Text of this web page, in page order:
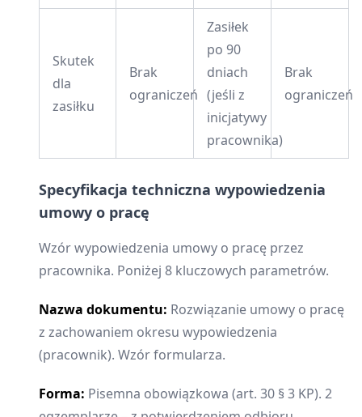
Skutek
dla
zasiłku
Brak
ograniczeń
Zasiłek
po 90
dniach
(jeśli z
inicjatywy
pracownika)
Brak
ograniczeń
Specyfikacja techniczna wypowiedzenia
umowy o pracę
Wzór wypowiedzenia umowy o pracę przez
pracownika. Poniżej 8 kluczowych parametrów.
Nazwa dokumentu: Rozwiązanie umowy o pracę
z zachowaniem okresu wypowiedzenia
(pracownik). Wzór formularza.
Forma: Pisemna obowiązkowa (art. 30 § 3 KP). 2